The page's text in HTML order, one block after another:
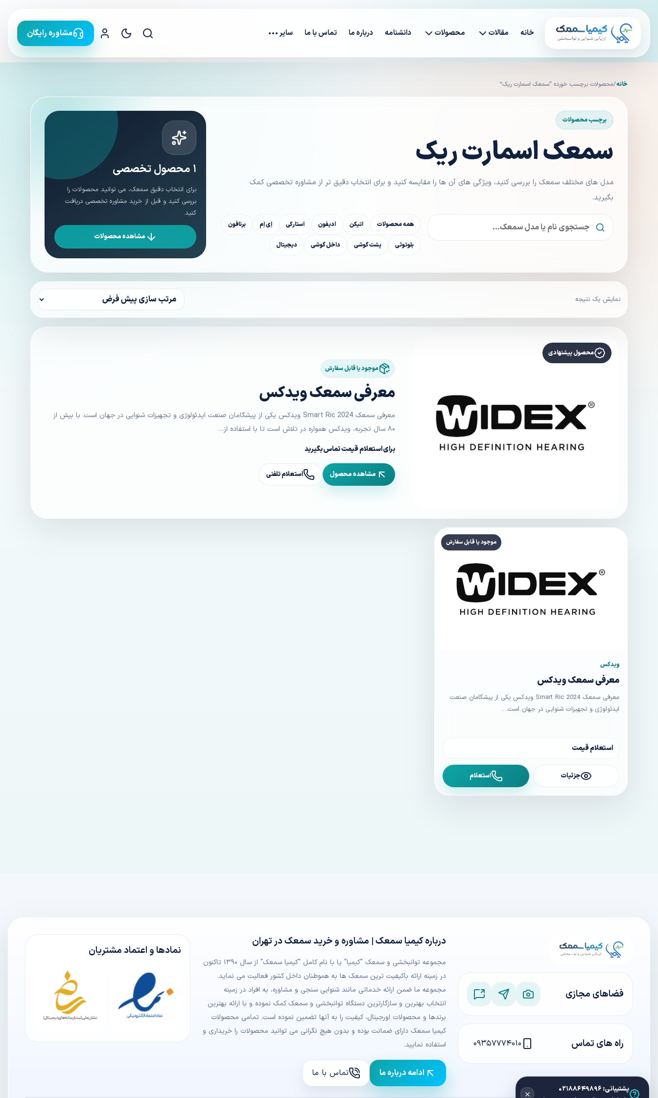
خانه مقالات محصولات دانشنامه درباره ما تماس با ما سایر مشاوره رایگان
خانه/ محصولات برچسب خورده “سمعک اسمارت ریک”
برچسب محصولات
سمعک اسمارت ریک
مدل های مختلف سمعک را بررسی کنید، ویژگی های آن ها را مقایسه کنید و برای انتخاب دقیق تر از مشاوره تخصصی کمک
بگیرید.
همه محصولات اتیکن ادیفون استارکی اِی اِم برنافون
بلوتوثی پشت گوشی داخل گوشی دیجیتال
۱ محصول تخصصی
برای انتخاب دقیق سمعک، می توانید محصولات را
بررسی کنید و قبل از خرید مشاوره تخصصی دریافت
کنید.
مشاهده محصولات
نمایش یک نتیجه
محصول پیشنهادی
موجود یا قابل سفارش
معرفی سمعک ویدکس
معرفی سمعک 2024 Smart Ric ویدکس یکی از پیشگامان صنعت ایدئولوژی و تجهیزات شنوایی در جهان است. با بیش از
۸۰ سال تجربه، ویدکس همواره در تلاش است تا با استفاده از…
برای استعلام قیمت تماس بگیرید
مشاهده محصول استعلام تلفنی
موجود یا قابل سفارش
ویدکس
معرفی سمعک ویدکس
معرفی سمعک 2024 Smart Ric ویدکس یکی از پیشگامان صنعت
ایدئولوژی و تجهیزات شنوایی در جهان است.…
استعلام قیمت
جزئیات استعلام
فضاهای مجازی
راه های تماس ۰۹۳۵۷۷۷۴۰۱۰
درباره کیمیا سمعک | مشاوره و خرید سمعک در تهران
مجموعه توانبخشی و سمعک "کیمیا" یا با نام کامل "کیمیا سمعک" از سال ۱۳۹۰ تاکنون
در زمینه ارائه باکیفیت ترین سمعک ها به هموطنان داخل کشور فعالیت می نماید.
مجموعه ما ضمن ارائه خدماتی مانند شنوایی سنجی و مشاوره، به افراد در زمینه
انتخاب بهترین و سازگارترین دستگاه توانبخشی و سمعک کمک نموده و با ارائه بهترین
برندها و محصولات اورجینال، کیفیت را به آنها تضمین نموده است. تمامی محصولات
کیمیا سمعک دارای ضمانت بوده و بدون هیچ نگرانی می توانید محصولات را خریداری و
استفاده نمایید.
ادامه درباره ما تماس با ما
نمادها و اعتماد مشتریان
پشتیبانی: ۰۲۱۸۸۶۴۹۸۹۶